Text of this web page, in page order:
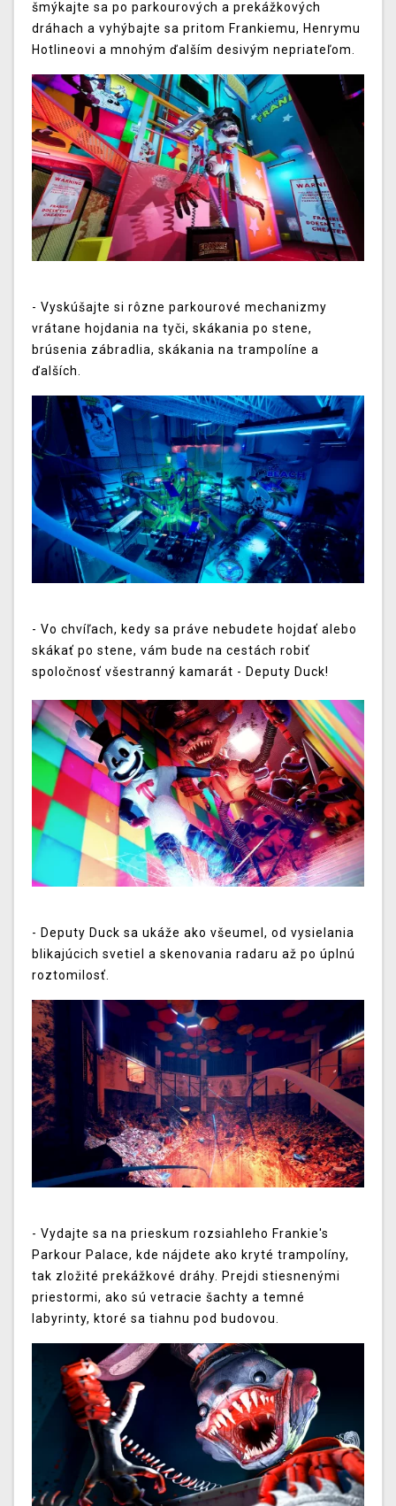
šmýkajte sa po parkourových a prekážkových
dráhach a vyhýbajte sa pritom Frankiemu, Henrymu
Hotlineovi a mnohým ďalším desivým nepriateľom.
- Vyskúšajte si rôzne parkourové mechanizmy
vrátane hojdania na tyči, skákania po stene,
brúsenia zábradlia, skákania na trampolíne a
ďalších.
- Vo chvíľach, kedy sa práve nebudete hojdať alebo
skákať po stene, vám bude na cestách robiť
spoločnosť všestranný kamarát - Deputy Duck!
- Deputy Duck sa ukáže ako všeumel, od vysielania
blikajúcich svetiel a skenovania radaru až po úplnú
roztomilosť.
- Vydajte sa na prieskum rozsiahleho Frankie's
Parkour Palace, kde nájdete ako kryté trampolíny,
tak zložité prekážkové dráhy. Prejdi stiesnenými
priestormi, ako sú vetracie šachty a temné
labyrinty, ktoré sa tiahnu pod budovou.